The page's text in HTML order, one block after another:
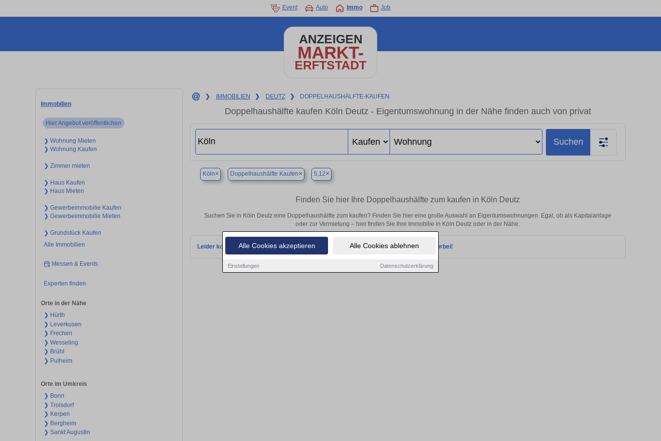
Alle Cookies akzeptieren Alle Cookies ablehnen
Einstellungen Datenschutzerklärung
Event Auto Immo Job
ANZEIGEN
MARKT-
ERFTSTADT
Immobilien
Hier Angebot veröffentlichen
❯ Wohnung Mieten
❯ Wohnung Kaufen
❯ Zimmer mieten
❯ Haus Kaufen
❯ Haus Mieten
❯ Gewerbeimmobilie Kaufen
❯ Gewerbeimmobilie Mieten
❯ Grundstück Kaufen
Alle Immobilien
Messen & Events
Experten finden
Orte in der Nähe
❯ Hürth
❯ Leverkusen
❯ Frechen
❯ Wesseling
❯ Brühl
❯ Pulheim
Orte im Umkreis
❯ Bonn
❯ Troisdorf
❯ Kerpen
❯ Bergheim
❯ Sankt Augustin
❯ IMMOBILIEN ❯ DEUTZ ❯ DOPPELHAUSHÄLFTE-KAUFEN
Doppelhaushälfte kaufen Köln Deutz - Eigentumswohnung in der Nähe finden auch von privat
Suchen
Köln× Doppelhaushälfte Kaufen× 5,12×
Finden Sie hier Ihre Doppelhaushälfte zum kaufen in Köln Deutz
Suchen Sie in Köln Deutz eine Doppelhaushälfte zum kaufen? Finden Sie hier eine große Auswahl an Eigentumswohnungen. Egal, ob als Kapitalanlage
oder zur Vermietung – hier finden Sie Ihre Immobilie in Köln Deutz oder in der Nähe.
Leider konnten wir derzeit keine passenden Objekte finden. Schauen Sie bald wieder vorbei!